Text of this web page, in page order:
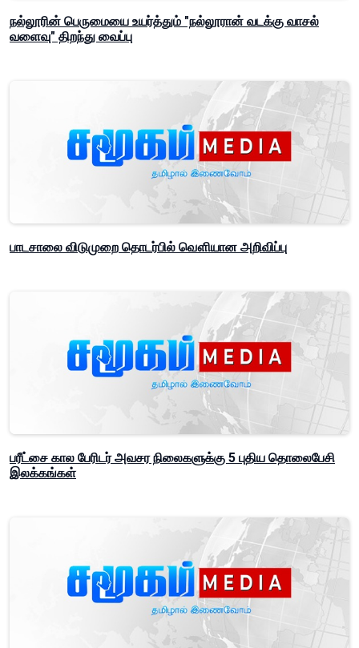
நல்லூரின் பெருமையை உயர்த்தும் "நல்லூரான் வடக்கு வாசல்
வளைவு" திறந்து வைப்பு
பாடசாலை விடுமுறை தொடர்பில் வௌியான அறிவிப்பு
பரீட்சை கால பேரிடர் அவசர நிலைகளுக்கு 5 புதிய தொலைபேசி
இலக்கங்கள்